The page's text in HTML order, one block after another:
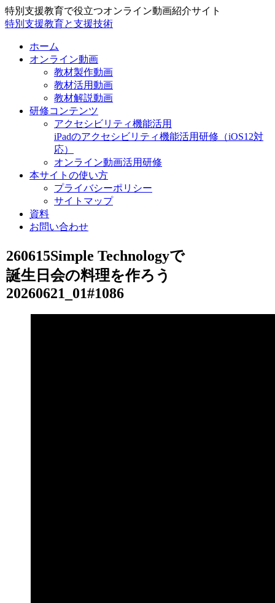
特別支援教育で役立つオンライン動画紹介サイト
特別支援教育と支援技術
ホーム
オンライン動画
教材製作動画
教材活用動画
教材解説動画
研修コンテンツ
アクセシビリティ機能活用
iPadのアクセシビリティ機能活用研修（iOS12対
応）
オンライン動画活用研修
本サイトの使い方
プライバシーポリシー
サイトマップ
資料
お問い合わせ
260615Simple Technologyで
誕生日会の料理を作ろう
20260621_01#1086